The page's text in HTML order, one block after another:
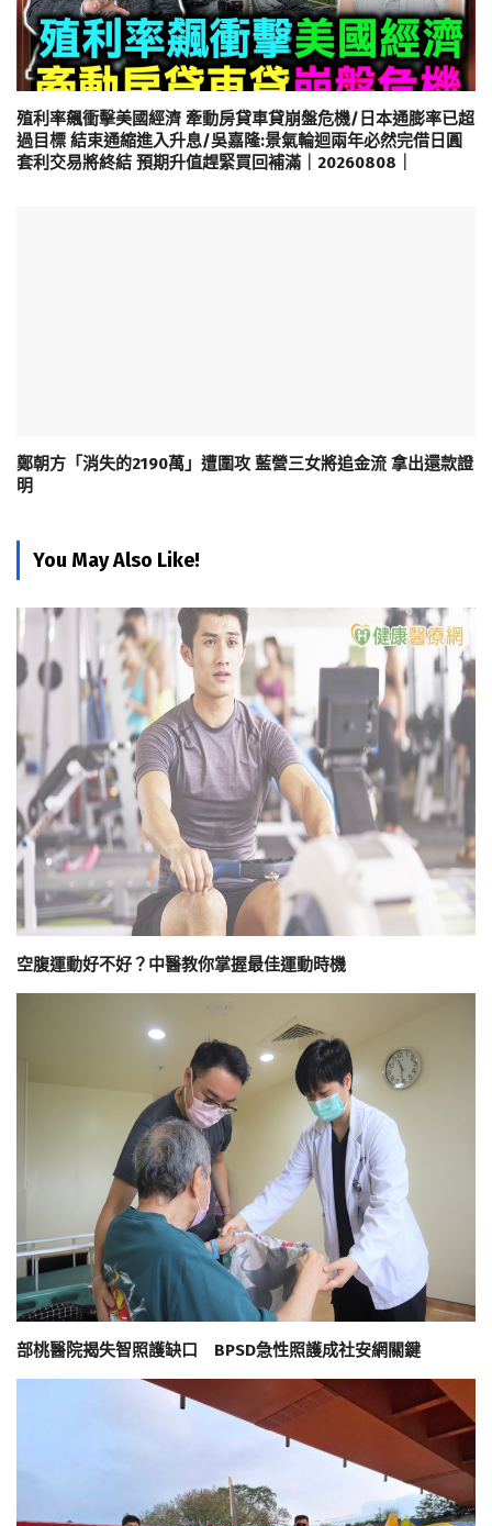
殖利率飆衝擊美國經濟 牽動房貸車貸崩盤危機/日本通膨率已超
過目標 結束通縮進入升息/吳嘉隆:景氣輪迴兩年必然完借日圓
套利交易將終結 預期升值趕緊買回補滿｜20260808｜
鄭朝方「消失的2190萬」遭圍攻 藍營三女將追金流 拿出還款證
明
You May Also Like!
空腹運動好不好？中醫教你掌握最佳運動時機
部桃醫院揭失智照護缺口 BPSD急性照護成社安網關鍵